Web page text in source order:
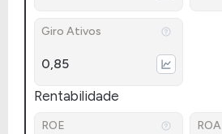
Giro Ativos
0,85
Rentabilidade
ROE ROA